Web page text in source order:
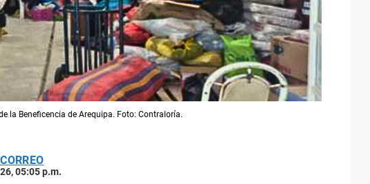
la Beneficencia de Arequipa. Foto: Contraloría.
05:05 p.m.